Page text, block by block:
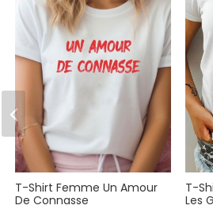
T-Shirt Femme Un Amour
De Connasse
T-
Les